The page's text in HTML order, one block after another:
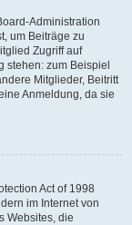
Administration
um Beiträge zu
Zugriff auf
stehen: zum Beispiel
Mitglieder, Beitritt
Anmeldung, da sie
Act of 1998
im Internet von
Websites, die